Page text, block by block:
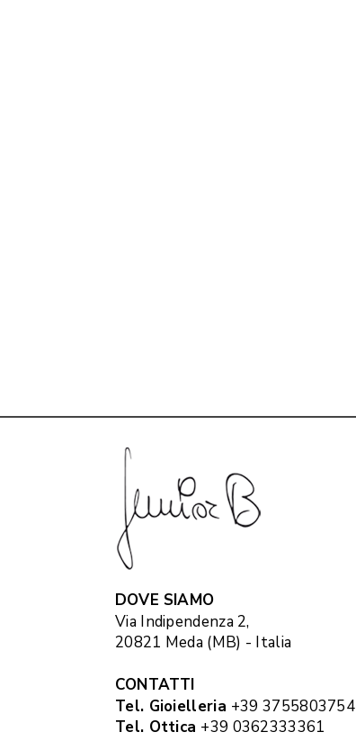
DOVE SIAMO
Via Indipendenza 2,
20821 Meda (MB) - Italia
CONTATTI
Tel. Gioielleria +39 3755803754
Tel. Ottica +39 0362333361